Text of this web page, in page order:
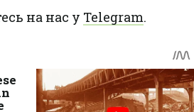
на нас у Telegram.